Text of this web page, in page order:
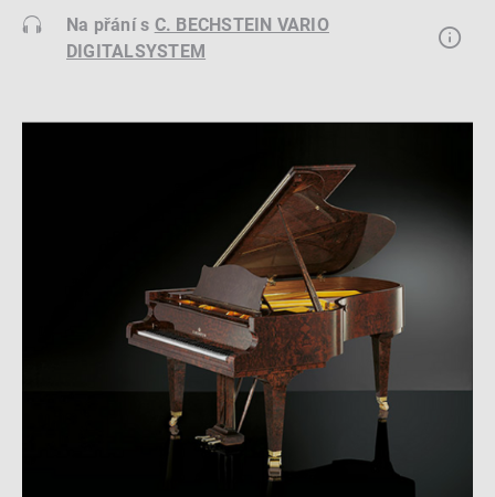
Na přání s C. BECHSTEIN VARIO
DIGITALSYSTEM